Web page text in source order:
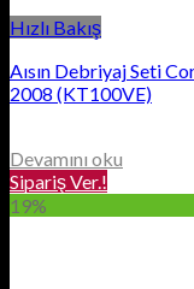
Hızlı Bakış
Aısın Debriyaj Seti
2008 (KT100VE)
Devamını oku
Sipariş Ver.!
19%